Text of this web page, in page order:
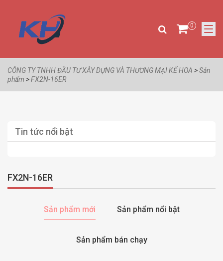
0
CÔNG TY TNHH ĐẦU TƯ XÂY DỰNG VÀ THƯƠNG MẠI KẾ HOA >Sản
phẩm >FX2N-16ER
Tin tức nổi bật
FX2N-16ER
Sản phẩm mới Sản phẩm nổi bật
Sản phẩm bán chạy